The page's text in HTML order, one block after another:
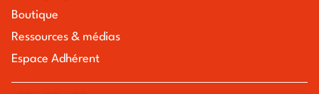
Boutique
Ressources & médias
Espace Adhérent